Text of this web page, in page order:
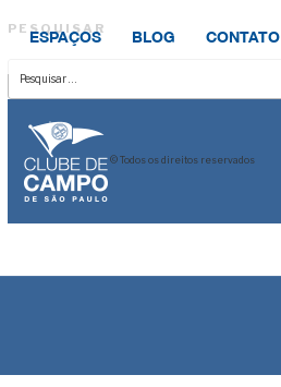
ESPAÇOS BLOG CONTATO
PESQUISAR
por:
© Todos os direitos reservados